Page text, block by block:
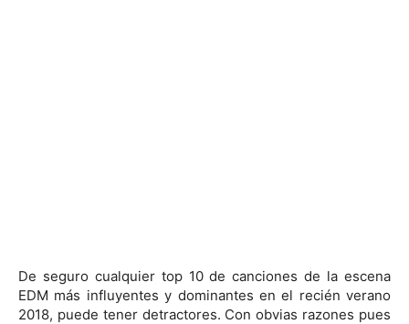
De seguro cualquier top 10 de canciones de la escena
EDM más influyentes y dominantes en el recién verano
2018, puede tener detractores. Con obvias razones pues